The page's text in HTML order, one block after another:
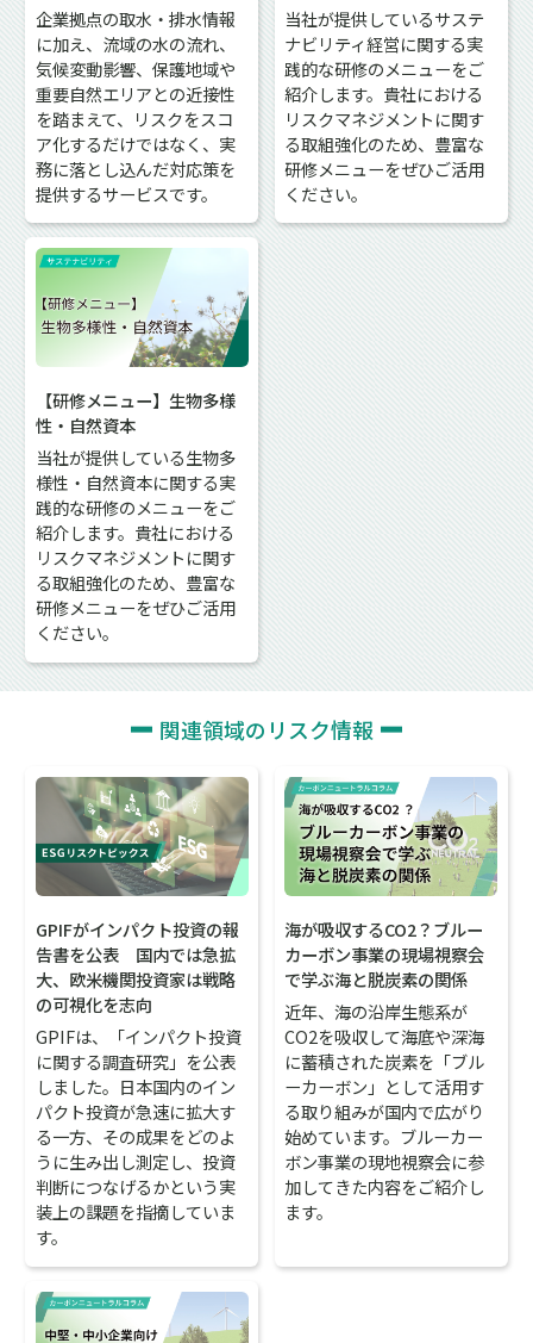
企業拠点の取水・排水情報
に加え、流域の水の流れ、
気候変動影響、保護地域や
重要自然エリアとの近接性
を踏まえて、リスクをスコ
ア化するだけではなく、実
務に落とし込んだ対応策を
提供するサービスです。
当社が提供しているサステ
ナビリティ経営に関する実
践的な研修のメニューをご
紹介します。貴社における
リスクマネジメントに関す
る取組強化のため、豊富な
研修メニューをぜひご活用
ください。
【研修メニュー】生物多様
性・自然資本
当社が提供している生物多
様性・自然資本に関する実
践的な研修のメニューをご
紹介します。貴社における
リスクマネジメントに関す
る取組強化のため、豊富な
研修メニューをぜひご活用
ください。
関連領域のリスク情報
GPIFがインパクト投資の報
告書を公表 国内では急拡
大、欧米機関投資家は戦略
の可視化を志向
GPIFは、「インパクト投資
に関する調査研究」を公表
しました。日本国内のイン
パクト投資が急速に拡大す
る一方、その成果をどのよ
うに生み出し測定し、投資
判断につなげるかという実
装上の課題を指摘していま
す。
海が吸収するCO2？ブルー
カーボン事業の現場視察会
で学ぶ海と脱炭素の関係
近年、海の沿岸生態系が
CO2を吸収して海底や深海
に蓄積された炭素を「ブル
ーカーボン」として活用す
る取り組みが国内で広がり
始めています。ブルーカー
ボン事業の現地視察会に参
加してきた内容をご紹介し
ます。